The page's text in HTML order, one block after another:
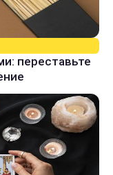
переставьте